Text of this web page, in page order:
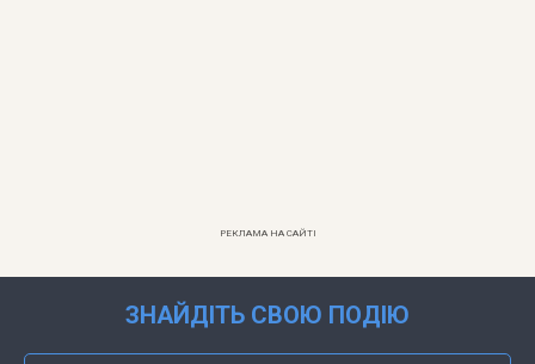
РЕКЛАМА НА САЙТІ
ЗНАЙДІТЬ СВОЮ ПОДІЮ